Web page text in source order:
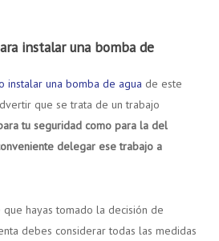
instalar una bomba de
instalar una bomba de agua de este
que se trata de un trabajo
tu seguridad como para la del
delegar ese trabajo a
hayas tomado la decisión de
debes considerar todas las medidas